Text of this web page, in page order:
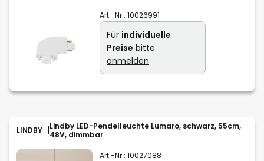
Art.-Nr.: 10026991
Für individuelle
Preise bitte
anmelden
LINDBY
Lindby LED-Pendelleuchte Lumaro, schwarz, 55cm,
48V, dimmbar
Art.-Nr.: 10027088